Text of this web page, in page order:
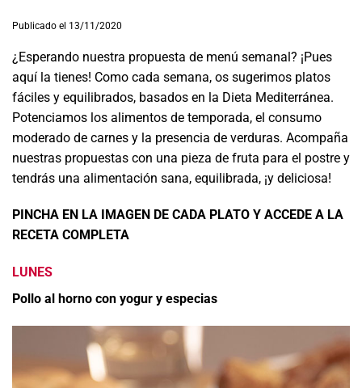
Publicado el 13/11/2020
¿Esperando nuestra propuesta de menú semanal? ¡Pues
aquí la tienes! Como cada semana, os sugerimos platos
fáciles y equilibrados, basados en la Dieta Mediterránea.
Potenciamos los alimentos de temporada, el consumo
moderado de carnes y la presencia de verduras. Acompaña
nuestras propuestas con una pieza de fruta para el postre y
tendrás una alimentación sana, equilibrada, ¡y deliciosa!
PINCHA EN LA IMAGEN DE CADA PLATO Y ACCEDE A LA
RECETA COMPLETA
LUNES
Pollo al horno con yogur y especias